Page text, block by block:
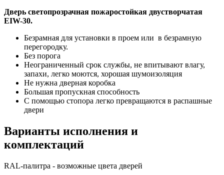
Дверь светопрозрачная пожаростойкая двустворчатая
EIW-30.
Безрамная для установки в проем или в безрамную
перегородку.
Без порога
Неограниченный срок службы, не впитывают влагу,
запахи, легко моются, хорошая шумоизоляция
Не нужна дверная коробка
Большая пропускная способность
С помощью стопора легко превращаются в распашные
двери
Варианты исполнения и
комплектаций
RAL-палитра - возможные цвета дверей